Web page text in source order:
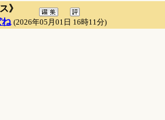
》
(2026年05月01日 16時11分)